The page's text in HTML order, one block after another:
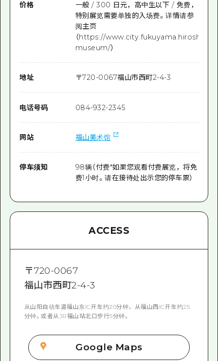
价格
一般 / 300 日元，高中生以下 / 免费，
特别展览需要单独的入场费。详情请参
阅主页
（https://
museum/）
地址 〒720-0067福山市西町2-4-3
电话号码 084-932-2345
网站 福山美术馆
停车须知
98辆（付费*如果您观看付费展览，将免
费1小时。请在接待处出示您的停车票）
ACCESS
〒720-0067
福山市西町2-4-3
从山阳自动车道福山东IC开车约20分钟，从福山西IC开车约25
分钟。或者从JR福山站北口步行5分钟。
Google Maps